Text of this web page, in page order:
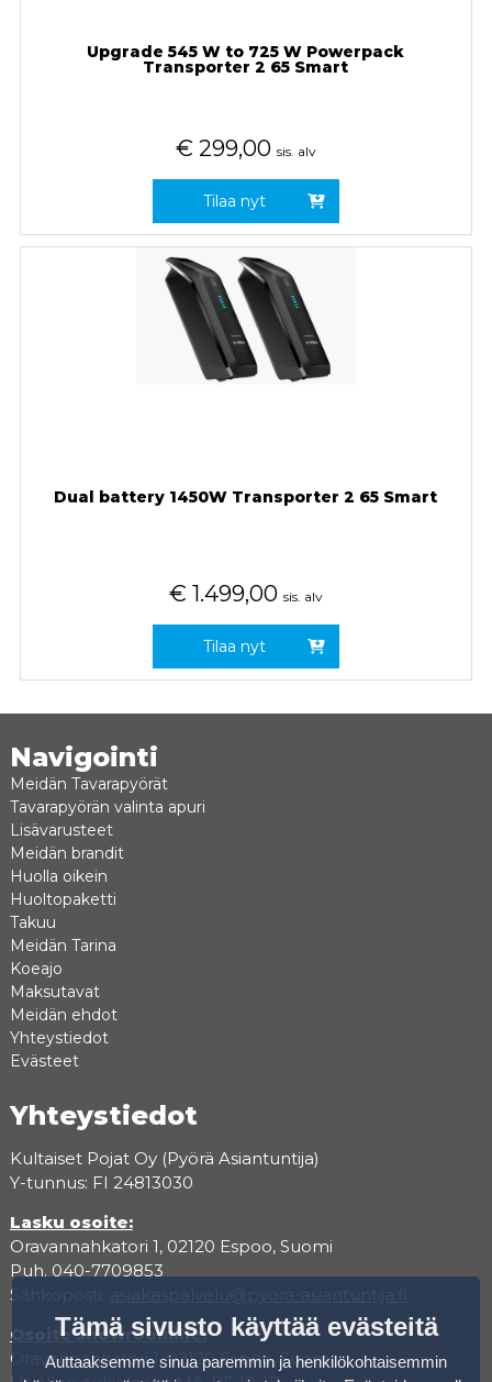
Upgrade 545 W to 725 W Powerpack
Transporter 2 65 Smart
€ 299,00 sis. alv
Tilaa nyt
Dual battery 1450W Transporter 2 65 Smart
€ 1.499,00 sis. alv
Tilaa nyt
Navigointi
Meidän Tavarapyörät
Tavarapyörän valinta apuri
Lisävarusteet
Meidän brandit
Huolla oikein
Huoltopaketti
Takuu
Meidän Tarina
Koeajo
Maksutavat
Meidän ehdot
Yhteystiedot
Evästeet
Yhteystiedot
Kultaiset Pojat Oy (Pyörä Asiantuntija)
Y-tunnus: FI 24813030
Lasku osoite:
Oravannahkatori 1, 02120 Espoo, Suomi
Puh. 040-7709853
Sähköposti:
Osoite showroomille:
Oravannahkatori 1, 02120 Espoo, Suomi
Tämä sivusto käyttää evästeitä
Auttaaksemme sinua paremmin ja henkilökohtaisemmin